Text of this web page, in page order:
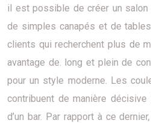
il est possible de créer un salon
de simples canapés et de
clients qui recherchent plus de
avantage de. long et plein de
pour un style moderne. Les
contribuent de manière décisive
d’un bar. Par rapport à ce